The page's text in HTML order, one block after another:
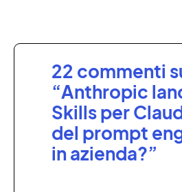
22 commenti
“Anthropic
Skills per
del prompt
in azienda?”